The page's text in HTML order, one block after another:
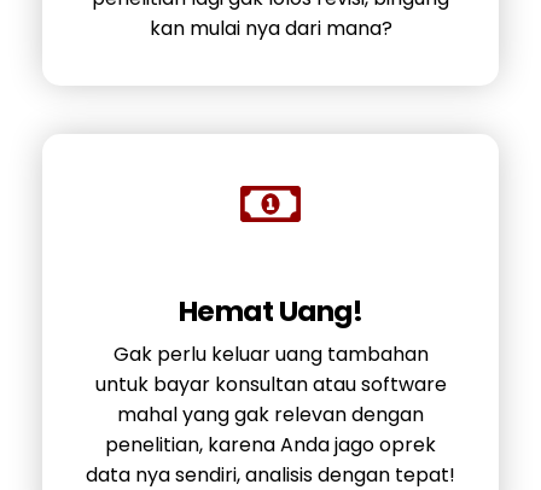
kan mulai nya dari mana?
Hemat Uang!
Gak perlu keluar uang tambahan
untuk bayar konsultan atau software
mahal yang gak relevan dengan
penelitian, karena Anda jago oprek
data nya sendiri, analisis dengan tepat!